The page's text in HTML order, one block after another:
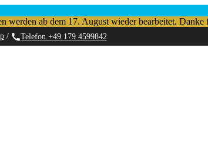
ab dem 17. August wieder bearbeitet. Danke
/ Telefon +49 179 4599842